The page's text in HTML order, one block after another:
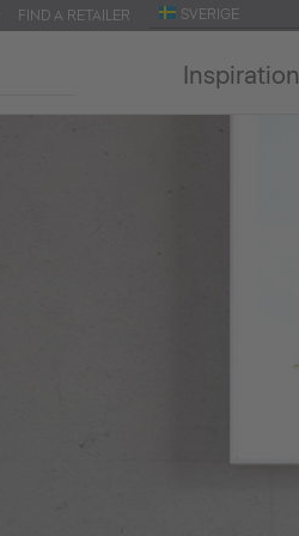
FIND A RETAILER SVERIGE
Inspiration